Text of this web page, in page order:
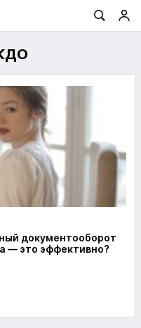
документооборот
— это эффективно?